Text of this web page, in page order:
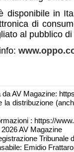
disponibile in
di
al pubblico
da AV Magazine:
la distribuzione
: https://
AV Magazine
Tribunale
Emidio